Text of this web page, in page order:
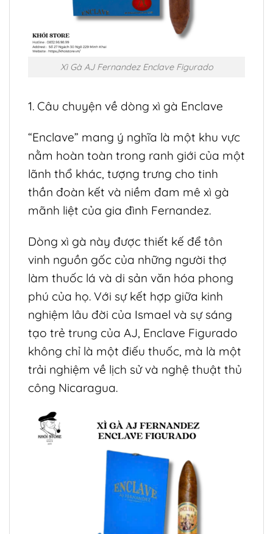
Xì Gà AJ Fernandez Enclave Figurado
1. Câu chuyện về dòng xì gà Enclave
“Enclave” mang ý nghĩa là một khu vực
nằm hoàn toàn trong ranh giới của một
lãnh thổ khác, tượng trưng cho tinh
thần đoàn kết và niềm đam mê xì gà
mãnh liệt của gia đình Fernandez.
Dòng xì gà này được thiết kế để tôn
vinh nguồn gốc của những người thợ
làm thuốc lá và di sản văn hóa phong
phú của họ. Với sự kết hợp giữa kinh
nghiệm lâu đời của Ismael và sự sáng
tạo trẻ trung của AJ, Enclave Figurado
không chỉ là một điếu thuốc, mà là một
trải nghiệm về lịch sử và nghệ thuật thủ
công Nicaragua.